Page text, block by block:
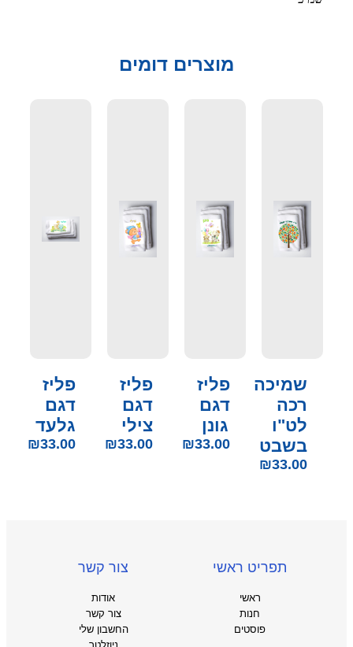
מוצרים דומים
שמיכה
רכה
לט"ו
בשבט
₪33.00
פליז
דגם
גונן
₪33.00
פליז
דגם
צילי
₪33.00
פליז
דגם
גלעד
₪33.00
תפריט ראשי
ראשי
חנות
פוסטים
צור קשר
אודות
צור קשר
החשבון שלי